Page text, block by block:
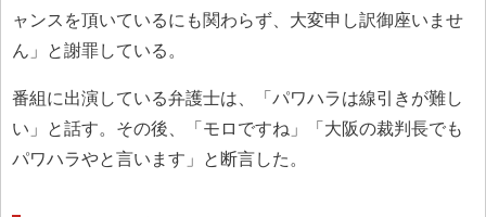
ャンスを頂いているにも関わらず、大変申し訳御座いませ
ん」と謝罪している。
番組に出演している弁護士は、「パワハラは線引きが難し
い」と話す。その後、「モロですね」「大阪の裁判長でも
パワハラやと言います」と断言した。